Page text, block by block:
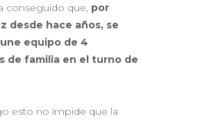
conseguido que, por
desde hace años, se
equipo de 4
de familia en el turno de
esto no impide que la